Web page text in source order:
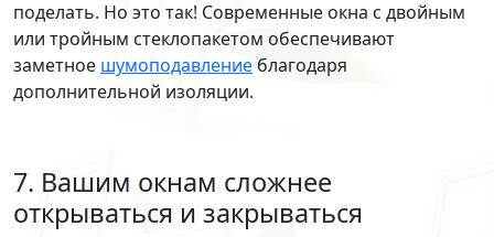
поделать. Но это так! Современные окна с двойным
или тройным стеклопакетом обеспечивают
заметное шумоподавлениеблагодаря
дополнительной изоляции.
7. Вашим окнам сложнее
открываться и закрываться